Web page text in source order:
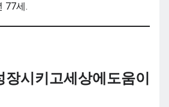
77세.
시키고세상에도움이